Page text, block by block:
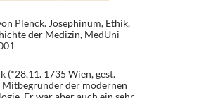
Plenck. Josephinum, Ethik,
der Medizin, MedUni
(*28.11. 1735 Wien, gest.
Mitbegründer der modernen